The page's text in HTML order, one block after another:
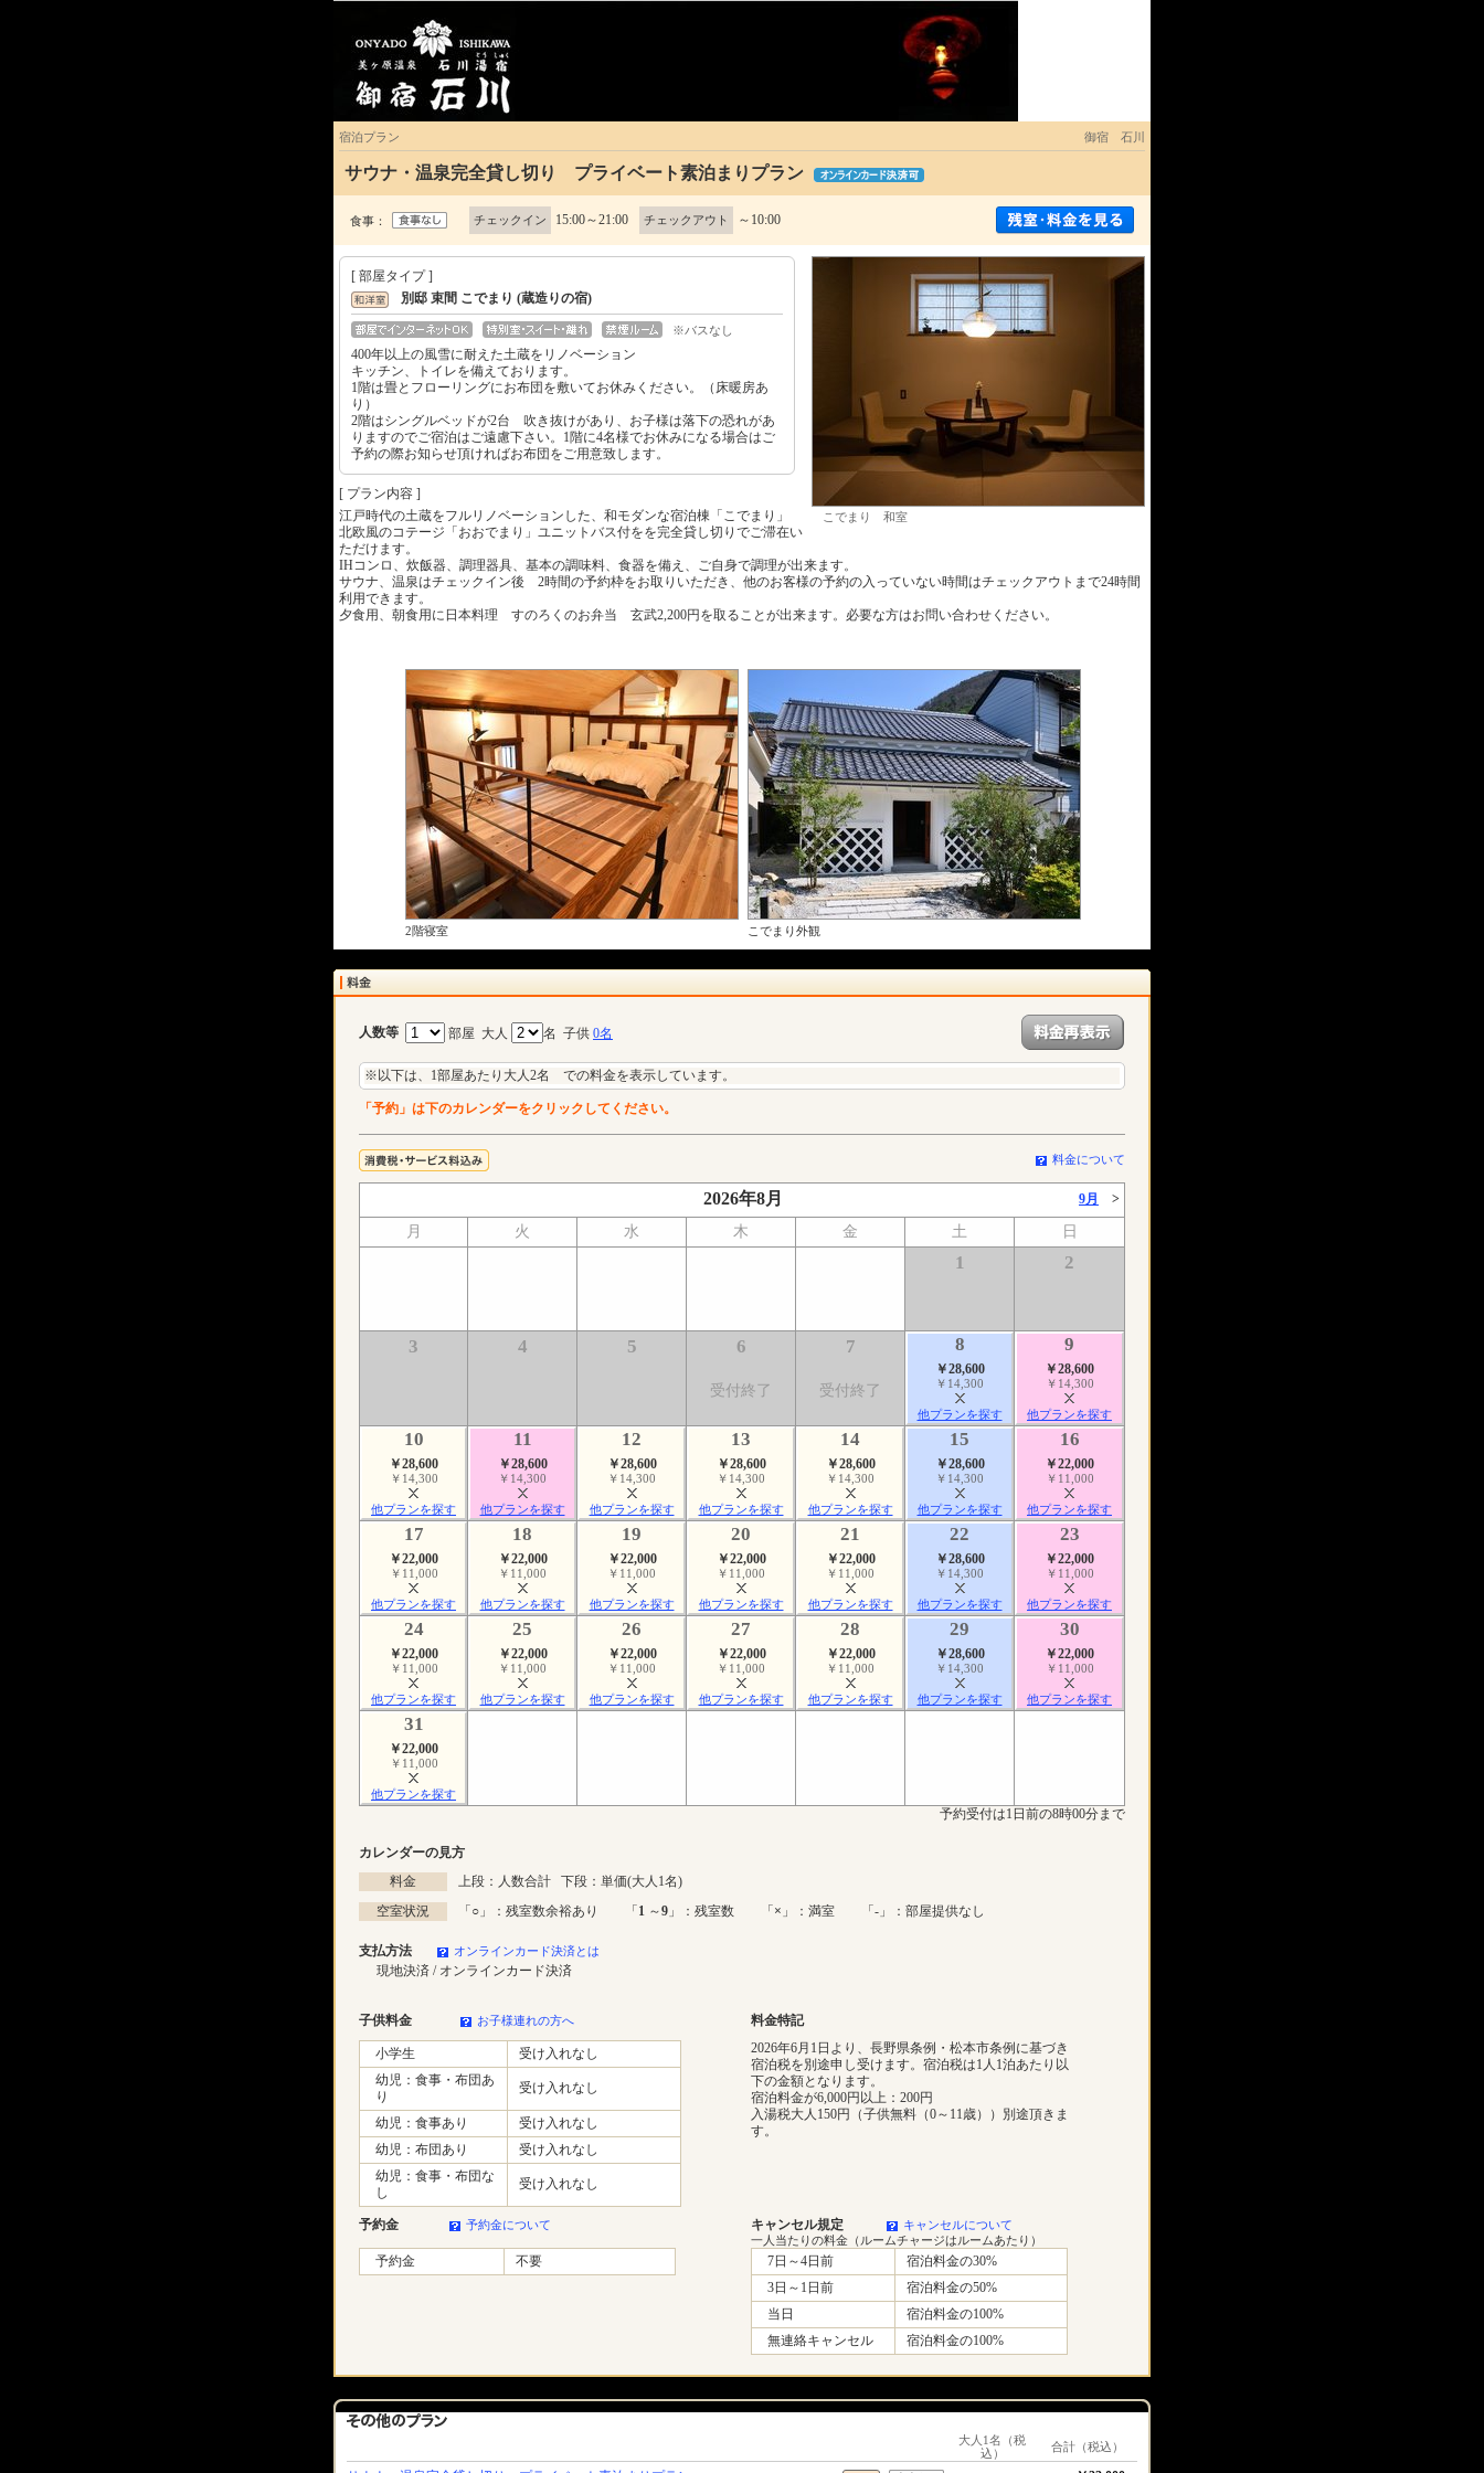
宿泊プラン 御宿 石川
サウナ・温泉完全貸し切り プライベート素泊まりプラン
食事： チェックイン 15:00～21:00 チェックアウト ～10:00
[ 部屋タイプ ]
別邸 束間 こでまり (蔵造りの宿)
※バスなし
400年以上の風雪に耐えた土蔵をリノベーション
キッチン、トイレを備えております。
1階は畳とフローリングにお布団を敷いてお休みください。（床暖房あ
り）
2階はシングルベッドが2台 吹き抜けがあり、お子様は落下の恐れがあ
りますのでご宿泊はご遠慮下さい。1階に4名様でお休みになる場合はご
予約の際お知らせ頂ければお布団をご用意致します。
こでまり 和室
[ プラン内容 ]
江戸時代の土蔵をフルリノベーションした、和モダンな宿泊棟「こでまり」
北欧風のコテージ「おおでまり」ユニットバス付をを完全貸し切りでご滞在い
ただけます。
IHコンロ、炊飯器、調理器具、基本の調味料、食器を備え、ご自身で調理が出来ます。
サウナ、温泉はチェックイン後 2時間の予約枠をお取りいただき、他のお客様の予約の入っていない時間はチェックアウトまで24時間
利用できます。
夕食用、朝食用に日本料理 すのろくのお弁当 玄武2,200円を取ることが出来ます。必要な方はお問い合わせください。
2階寝室 こでまり外観
人数等 部屋 大人 名 子供 0名
※以下は、1部屋あたり大人2名 での料金を表示しています。
「予約」は下のカレンダーをクリックしてください。
料金について
2026年8月 9月 >
月 火 水 木 金 土 日
1 2
3 4 5 6
受付終了
7
受付終了
8
￥28,600
￥14,300
他プランを探す
9
￥28,600
￥14,300
他プランを探す
10
￥28,600
￥14,300
他プランを探す
11
￥28,600
￥14,300
他プランを探す
12
￥28,600
￥14,300
他プランを探す
13
￥28,600
￥14,300
他プランを探す
14
￥28,600
￥14,300
他プランを探す
15
￥28,600
￥14,300
他プランを探す
16
￥22,000
￥11,000
他プランを探す
17
￥22,000
￥11,000
他プランを探す
18
￥22,000
￥11,000
他プランを探す
19
￥22,000
￥11,000
他プランを探す
20
￥22,000
￥11,000
他プランを探す
21
￥22,000
￥11,000
他プランを探す
22
￥28,600
￥14,300
他プランを探す
23
￥22,000
￥11,000
他プランを探す
24
￥22,000
￥11,000
他プランを探す
25
￥22,000
￥11,000
他プランを探す
26
￥22,000
￥11,000
他プランを探す
27
￥22,000
￥11,000
他プランを探す
28
￥22,000
￥11,000
他プランを探す
29
￥28,600
￥14,300
他プランを探す
30
￥22,000
￥11,000
他プランを探す
31
￥22,000
￥11,000
他プランを探す
予約受付は1日前の8時00分まで
カレンダーの見方
料金
上段：人数合計 下段：単価(大人1名)
空室状況
「○ 」：残室数余裕あり 「1 ～9 」：残室数 「× 」：満室 「-」：部屋提供なし
支払方法 オンラインカード決済とは
現地決済 / オンラインカード決済
子供料金 お子様連れの方へ 料金特記
小学生
受け入れなし
幼児：食事・布団あ
り
受け入れなし
幼児：食事あり
受け入れなし
幼児：布団あり
受け入れなし
幼児：食事・布団な
し
受け入れなし
2026年6月1日より、長野県条例・松本市条例に基づき
宿泊税を別途申し受けます。宿泊税は1人1泊あたり以
下の金額となります。
宿泊料金が6,000円以上：200円
入湯税大人150円（子供無料（0～11歳））別途頂きま
す。
予約金 予約金について キャンセル規定
キャンセルについて
一人当たりの料金（ルームチャージはルームあたり）
予約金 不要 7日～4日前
宿泊料金の30%
3日～1日前
宿泊料金の50%
当日
宿泊料金の100%
無連絡キャンセル
宿泊料金の100%
大人1名（税
込）
合計（税込）